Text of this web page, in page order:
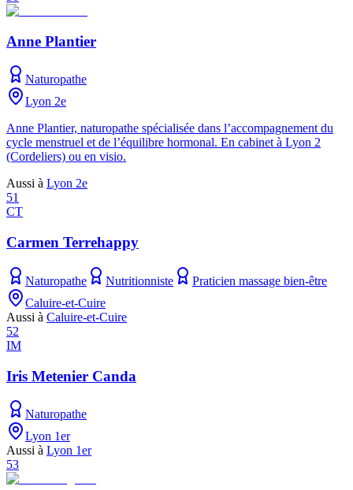
Anne Plantier
Naturopathe
Lyon 2e
Anne Plantier, naturopathe spécialisée dans l’accompagnement du
cycle menstruel et de l’équilibre hormonal. En cabinet à Lyon 2
(Cordeliers) ou en visio.
Aussi à Lyon 2e
51
CT
Carmen Terrehappy
Naturopathe Nutritionniste
Praticien massage bien-être
Caluire-et-Cuire
Aussi à Caluire-et-Cuire
52
IM
Iris Metenier Canda
Naturopathe
Lyon 1er
Aussi à Lyon 1er
53